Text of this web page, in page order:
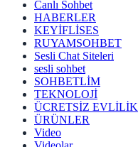
Canlı Sohbet
HABERLER
KEYİFLİSES
RUYAMSOHBET
Sesli Chat Siteleri
sesli sohbet
SOHBETLİM
TEKNOLOJİ
ÜCRETSİZ EVLİLİK
ÜRÜNLER
Video